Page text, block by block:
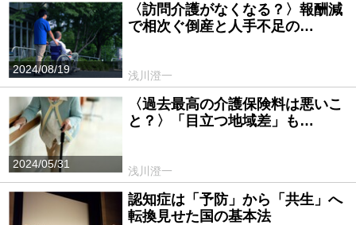
2024/08/19
〈訪問介護がなくなる？〉報酬減
で相次ぐ倒産と人手不足の…
浅川澄一
2024/05/31
〈過去最高の介護保険料は悪いこ
と？〉「目立つ地域差」も…
浅川澄一
認知症は「予防」から「共生」へ
転換見せた国の基本法